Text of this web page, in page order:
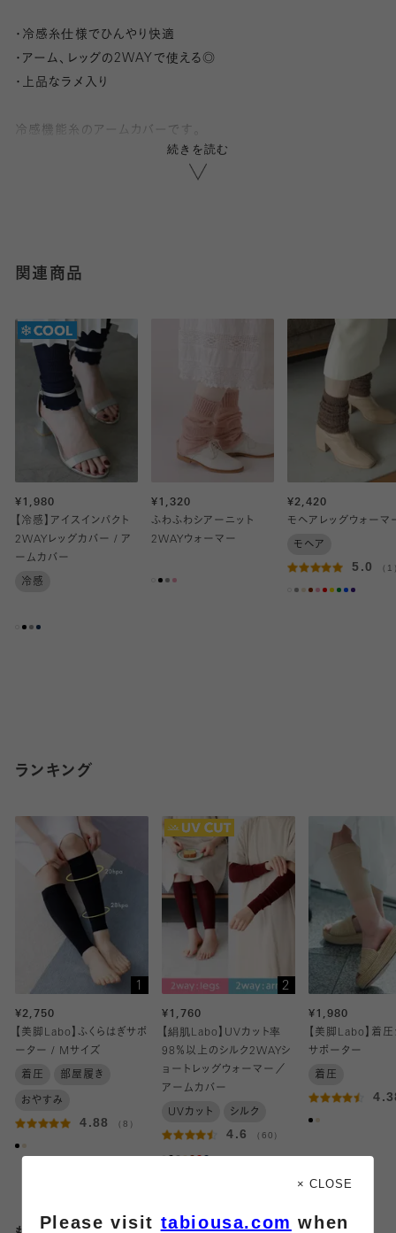
・冷感糸仕様でひんやり快適
・アーム、レッグの2WAYで使える◎
・上品なラメ入り
冷感機能糸のアームカバーです。
ソフトな風合いで上品なラメ入りです。
サムホール(指穴)はないので、レッグウォーマーとしても2wayで
続きを読む
関連商品
¥1,980
【冷感】アイスインパクト
2WAYレッグカバー / ア
ームカバー
冷感
¥1,320
ふわふわシアーニット
2WAYウォーマー
¥2,420
モヘアレッグウォーマ
モヘア
5.0 （1
ランキング
1
¥2,750
【美脚Labo】ふくらはぎサポ
ーター / Mサイズ
着圧 部屋履き
おやすみ
4.88 （8）
2
¥1,760
【絹肌Labo】UVカット率
98％以上のシルク2WAYシ
ョートレッグウォーマー／
アームカバー
UVカット シルク
4.6 （60）
¥1,980
【美脚Labo】着圧
サポーター
着圧
× CLOSE
Please visit tabiousa.com when